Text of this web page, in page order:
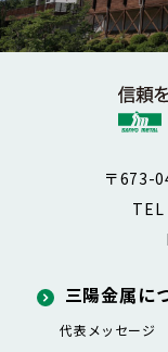
〒673-
三陽金属に
代表メッセージ